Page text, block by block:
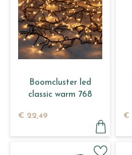
Boomcluster led
classic warm 768
€ 22,49 €